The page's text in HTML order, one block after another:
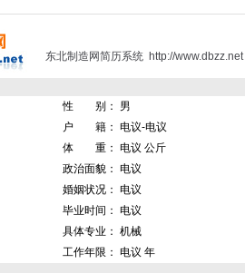
东北制造网简历系统 http://www.dbzz.net
性 别： 男
户 籍： 电议-电议
体 重： 电议 公斤
政治面貌： 电议
婚姻状况： 电议
毕业时间： 电议
具体专业： 机械
工作年限： 电议 年